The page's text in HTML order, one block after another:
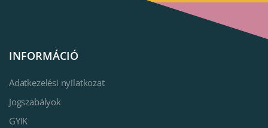
INFORMÁCIÓ
Adatkezelési nyilatkozat
Jogszabályok
GYIK